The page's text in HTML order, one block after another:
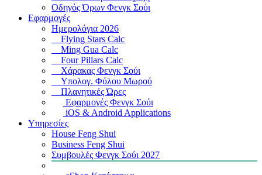
Οδηγός Όρων Φενγκ Σούι
Εφαρμογές
Ημερολόγια 2026
Flying Stars Calc
Ming Gua Calc
Four Pillars Calc
Χάρακας Φενγκ Σούι
Υπολογ. Φύλου Μωρού
Πλανητικές Ώρες
Εφαρμογές Φενγκ Σούι
iOS & Android Applications
Υπηρεσίες
House Feng Shui
Business Feng Shui
Συμβουλές Φενγκ Σούι 2027